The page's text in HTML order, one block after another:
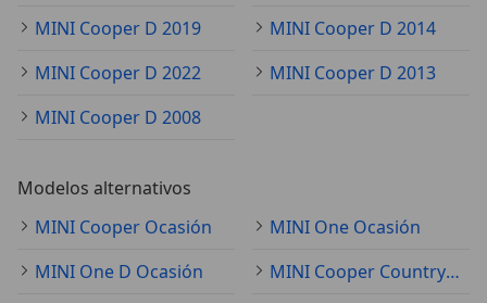
MINI Cooper D 2019
MINI Cooper D 2014
MINI Cooper D 2022
MINI Cooper D 2013
MINI Cooper D 2008
Modelos alternativos
MINI Cooper Ocasión
MINI One Ocasión
MINI One D Ocasión
MINI Cooper Countryman Ocasión